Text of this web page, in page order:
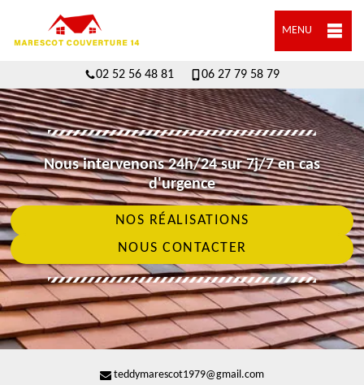
MENU
02 52 56 48 81 06 27 79 58 79
Nous intervenons 24h/24 sur 7j/7 en cas
d'urgence
NOS RÉALISATIONS
NOUS CONTACTER
teddymarescot1979@gmail.com